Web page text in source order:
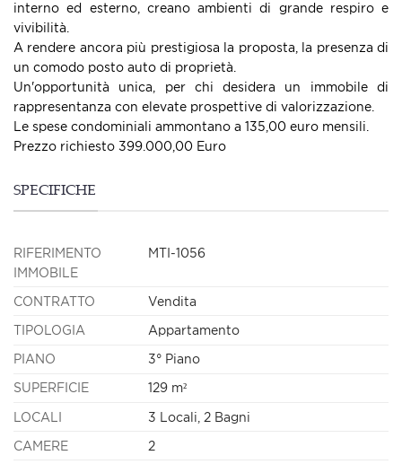
interno ed esterno, creano ambienti di grande respiro e
vivibilità.
A rendere ancora più prestigiosa la proposta, la presenza di
un comodo posto auto di proprietà.
Un'opportunità unica, per chi desidera un immobile di
rappresentanza con elevate prospettive di valorizzazione.
Le spese condominiali ammontano a 135,00 euro mensili.
Prezzo richiesto 399.000,00 Euro
SPECIFICHE
RIFERIMENTO
IMMOBILE
MTI-1056
CONTRATTO Vendita
TIPOLOGIA Appartamento
PIANO 3° Piano
SUPERFICIE 129 m²
LOCALI 3 Locali, 2 Bagni
CAMERE 2